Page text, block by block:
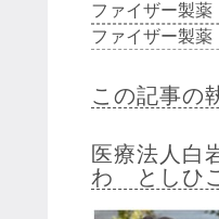
ファイザー製薬
ファイザー製薬
この記事の
医療法人
わ としひ